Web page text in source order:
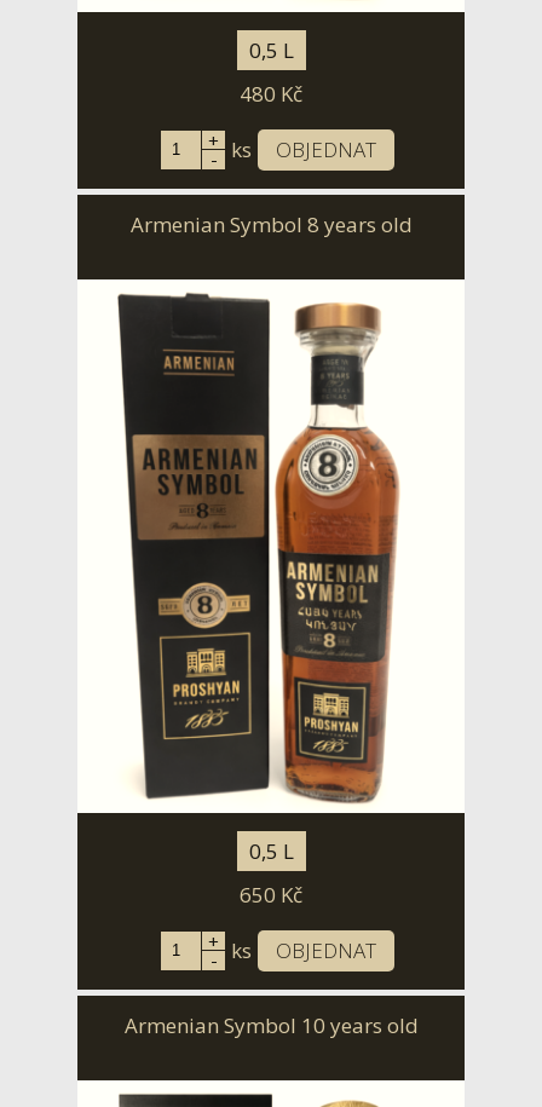
0,5 L
480 Kč
+
- ks OBJEDNAT
Armenian Symbol 8 years old
0,5 L
650 Kč
+
- ks OBJEDNAT
Armenian Symbol 10 years old